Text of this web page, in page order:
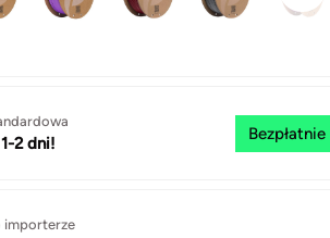
2 dni!
Bezpłatnie
importerze